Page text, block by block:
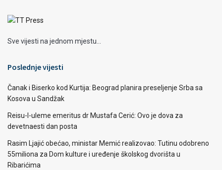
Sve vijesti na jednom mjestu...
Poslednje vijesti
Čanak i Biserko kod Kurtija: Beograd planira preseljenje Srba sa
Kosova u Sandžak
Reisu-l-uleme emeritus dr Mustafa Cerić: Ovo je dova za
devetnaesti dan posta
Rasim Ljajić obećao, ministar Memić realizovao: Tutinu odobreno
55miliona za Dom kulture i uređenje školskog dvorišta u
Ribarićima